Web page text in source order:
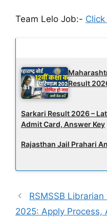
Team Lelo Job:-
Result
Sarkari Result 2026 –
Admit Card, Answer Key
Rajasthan Jail Prahari
RSMSSB
2025: Apply Process,